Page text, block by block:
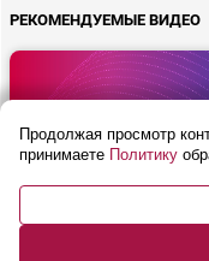
Продолжая просмотр
принимаете Политику